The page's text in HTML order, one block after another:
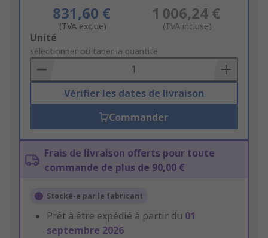
831,60 €
(TVA exclue)
1 006,24 €
(TVA incluse)
Add
to
Basket
Unité
sélectionner ou taper la quantité
Vérifier les dates de livraison
Commander
Frais de livraison offerts pour toute
commande de plus de 90,00 €
Stocké-e par le fabricant
Prêt à être expédié à partir du 01
septembre 2026